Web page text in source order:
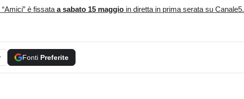
è fissata a sabato 15 maggio in diretta in prima serata su Canale5.
Fonti Preferite